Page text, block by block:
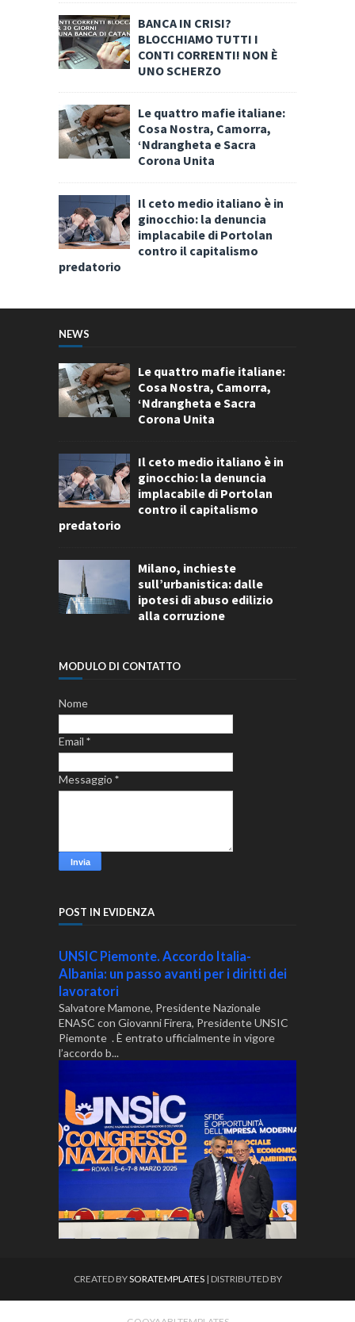
BANCA IN CRISI?
BLOCCHIAMO TUTTI I
CONTI CORRENTI! NON È
UNO SCHERZO
Le quattro mafie italiane:
Cosa Nostra, Camorra,
‘Ndrangheta e Sacra
Corona Unita
Il ceto medio italiano è in
ginocchio: la denuncia
implacabile di Portolan
contro il capitalismo
predatorio
NEWS
Le quattro mafie italiane:
Cosa Nostra, Camorra,
‘Ndrangheta e Sacra
Corona Unita
Il ceto medio italiano è in
ginocchio: la denuncia
implacabile di Portolan
contro il capitalismo
predatorio
Milano, inchieste
sull’urbanistica: dalle
ipotesi di abuso edilizio
alla corruzione
MODULO DI CONTATTO
Nome
Email *
Messaggio *
POST IN EVIDENZA
UNSIC Piemonte. Accordo Italia-
Albania: un passo avanti per i diritti dei
lavoratori
Salvatore Mamone, Presidente Nazionale
ENASC con Giovanni Firera, Presidente UNSIC
Piemonte . È entrato ufficialmente in vigore
l’accordo b...
CREATED BYSORATEMPLATES| DISTRIBUTED BY